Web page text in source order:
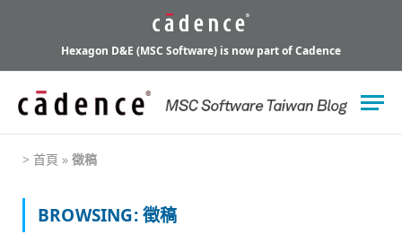
Hexagon D&E (MSC Software) is now part of Cadence
> 首頁 » 徵稿
BROWSING:徵稿